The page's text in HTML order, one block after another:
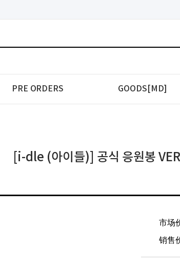
PRE ORDERS GOODS[MD]
[i-dle (아이들)] 공식 응원봉
市场
销售